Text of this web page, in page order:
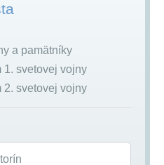
a pamätníky
1. svetovej vojny
2. svetovej vojny